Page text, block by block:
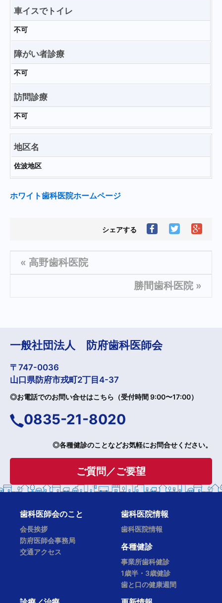
車イスでトイレ
不可
障がい者診療
不可
訪問診療
不可
地区名
佐波地区
ホワイト歯科医院ホームページ
シェアする
Facebook
で
す
る
Twitter
で
す
る
シ
る
« 高野歯科医院
勝間歯科医院 »
一般社団法人 防府歯科医師会
〒747-0036
山口県防府市戎町2丁目4-37
◎お電話でのお問い合せはこちら（受付時間 9:00〜17:00）
電
号：
0835-21-8020
◎各種健診のことなどお気軽にお問合せください。
ご質問／ご要望
歯科医師会のこと
会長挨拶
防府医師会事務局
交通アクセス
歯科医院情報
歯科医院情報
各種健診
事業所歯科健診
1歳半・3歳健診
歯と口の健康週間